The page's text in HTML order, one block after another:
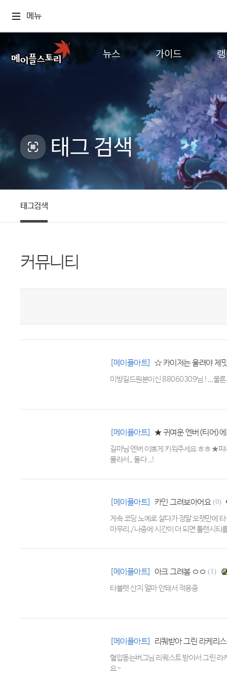
메뉴
뉴스
업데이트
이벤트
캐시샵 공지
메이플 알림판
with maple
가이드
게임정보
직업소개
확률형 아이템
NEXON NOW
추가정보
월드
컨텐
태그 검색
태그검색
커뮤니티
[메이플아트] ☆ 카이저는 울려야 제
미방길드원분이신 88060309님 !...물론
[메이플아트] ★ 귀여운 엔버(티어)
길마님 엔버 이쁘게 키워주세요 ㅎㅎ ★
몰라서.. 둘다 ..!
[메이플아트] 카인 그려보아어요 (0)
게속 코딩 노예로 살다가 정말 오랫만에
마무리./나중에 시간이 더 되면 툴랜시티
[메이플아트] 아크 그려봄 ㅇㅇ (1)
타블렛 산지 얼마 안돼서 적응중
[메이플아트] 리퀘받아 그린 라케리스
혈압돋는버그님 리퀘스트 받아서 그린
요~